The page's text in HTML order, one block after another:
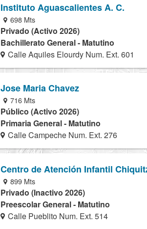
Instituto Aguascalientes A. C.
698 Mts
Privado (Activo 2026)
Bachillerato General - Matutino
Calle Aquiles Elourdy Num. Ext. 601
Jose Maria Chavez
716 Mts
Público (Activo 2026)
Primaria General - Matutino
Calle Campeche Num. Ext. 276
Centro de Atención Infantil
899 Mts
Privado (Inactivo 2026)
Preescolar General - Matutino
Calle Pueblito Num. Ext. 514